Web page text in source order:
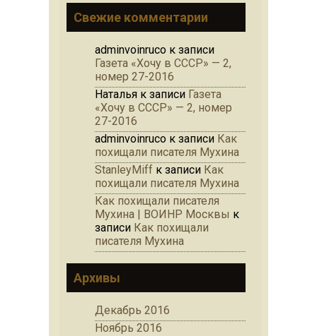
Свежие комментарии
adminvoinruco к записи
Газета «Хочу в СССР» — 2,
номер 27-2016
Наталья к записи Газета
«Хочу в СССР» — 2, номер
27-2016
adminvoinruco к записи Как
похищали писателя Мухина
StanleyMiff к записи Как
похищали писателя Мухина
Как похищали писателя
Мухина | ВОИНР Москвы к
записи Как похищали
писателя Мухина
Архивы
Декабрь 2016
Ноябрь 2016